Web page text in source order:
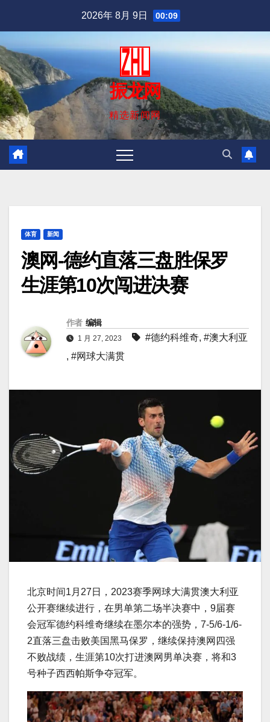
内
容
2026年 8月 9日 00:09
振龙网
精选新闻网
体育 新闻
澳网-德约直落三盘胜保罗
生涯第10次闯进决赛
作者 编辑
1 月 27, 2023 #德约科维奇, #澳大利亚
, #网球大满贯
北京时间1月27日，2023赛季网球大满贯澳大利亚
公开赛继续进行，在男单第二场半决赛中，9届赛
会冠军德约科维奇继续在墨尔本的强势，7-5/6-1/6-
2直落三盘击败美国黑马保罗，继续保持澳网四强
不败战绩，生涯第10次打进澳网男单决赛，将和3
号种子西西帕斯争夺冠军。